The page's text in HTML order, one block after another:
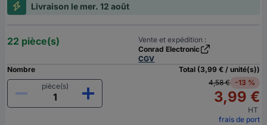
Livraison le mer. 12 août
22 pièce(s)
Vente et expédition :
Conrad Electronic
CGV
Nombre
pièce(s)
Total (3,99 € / unité(s))
4,58 € -13 %
3,99 €
HT
frais de port